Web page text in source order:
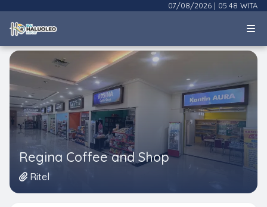
07/08/2026 | 05.48 WITA
Regina Coffee and Shop
Ritel